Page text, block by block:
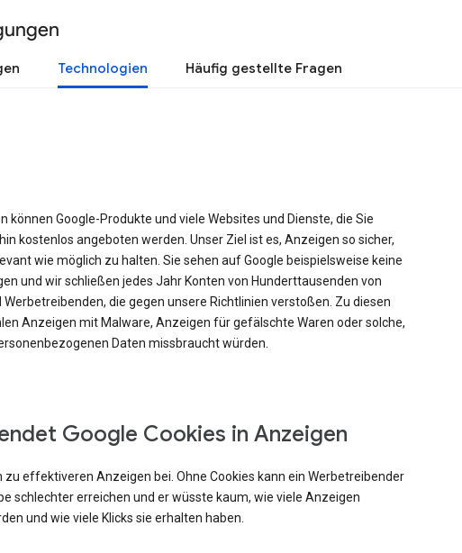
Technologien Häufig gestellte Fragen
können Google-Produkte und viele Websites und Dienste, die Sie
kostenlos angeboten werden. Unser Ziel ist es, Anzeigen so sicher,
wie möglich zu halten. Sie sehen auf Google beispielsweise keine
und wir schließen jedes Jahr Konten von Hunderttausenden von
Werbetreibenden, die gegen unsere Richtlinien verstoßen. Zu diesen
Anzeigen mit Malware, Anzeigen für gefälschte Waren oder solche,
Daten missbraucht würden.
Google Cookies in Anzeigen
zu effektiveren Anzeigen bei. Ohne Cookies kann ein Werbetreibender
schlechter erreichen und er wüsste kaum, wie viele Anzeigen
und wie viele Klicks sie erhalten haben.